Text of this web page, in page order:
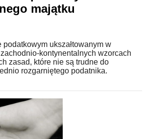
majątku
ukszałtowanym w
kontynentalnych wzorcach
zasad, które nie są trudne do
rozgarniętego podatnika.